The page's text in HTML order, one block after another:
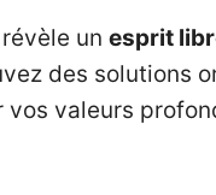
un esprit
des solutions
vos valeurs